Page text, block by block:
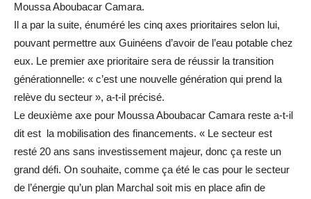
Moussa Aboubacar Camara.
Il a par la suite, énuméré les cinq axes prioritaires selon lui,
pouvant permettre aux Guinéens d’avoir de l’eau potable chez
eux. Le premier axe prioritaire sera de réussir la transition
générationnelle: « c’est une nouvelle génération qui prend la
relève du secteur », a-t-il précisé.
Le deuxième axe pour Moussa Aboubacar Camara reste a-t-il
dit est la mobilisation des financements. « Le secteur est
resté 20 ans sans investissement majeur, donc ça reste un
grand défi. On souhaite, comme ça été le cas pour le secteur
de l’énergie qu’un plan Marchal soit mis en place afin de